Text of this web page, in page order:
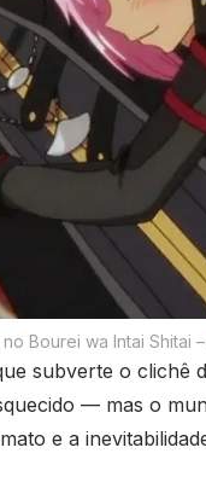
Bourei wa Intai Shitai –
subverte o clichê
— mas o
e a